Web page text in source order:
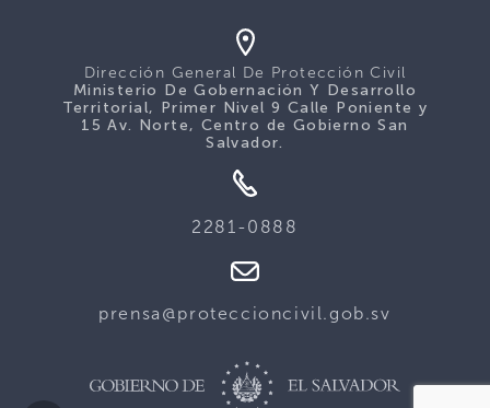
Dirección General De Protección Civil
Ministerio De Gobernación Y Desarrollo
Territorial, Primer Nivel 9 Calle Poniente y
15 Av. Norte, Centro de Gobierno San
Salvador.
2281-0888
prensa@proteccioncivil.gob.sv